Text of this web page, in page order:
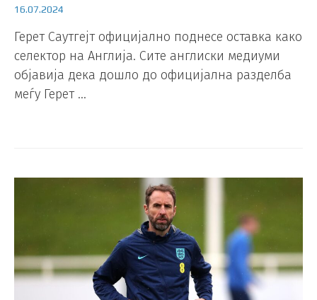
16.07.2024
Герет Саутгејт официјално поднесе оставка како
селектор на Англија. Сите англиски медиуми
објавија дека дошло до официјална разделба
меѓу Герет …